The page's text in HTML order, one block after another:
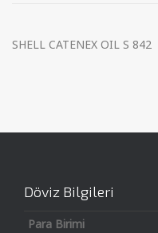
SHELL CATENEX OIL S 842
Döviz Bilgileri
Para Birimi